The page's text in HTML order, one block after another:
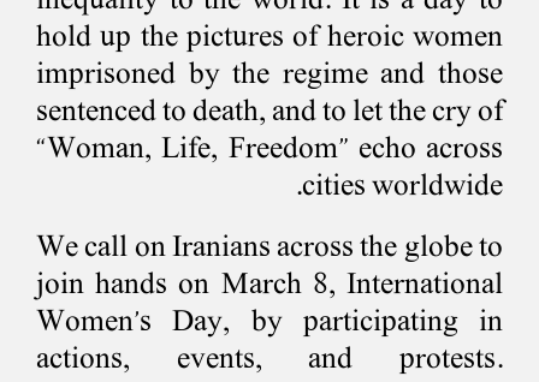
hold up the pictures of heroic women
imprisoned by the regime and those
sentenced to death, and to let the cry of
“Woman, Life, Freedom” echo across
cities worldwide.
We call on Iranians across the globe to
join hands on March 8, International
Women’s Day, by participating in
actions, events, and protests.